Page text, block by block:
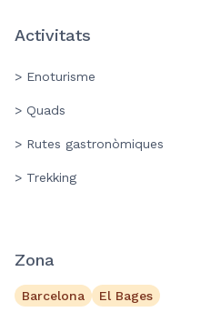
Activitats
> Enoturisme
> Quads
> Rutes gastronòmiques
> Trekking
Zona
Barcelona El Bages